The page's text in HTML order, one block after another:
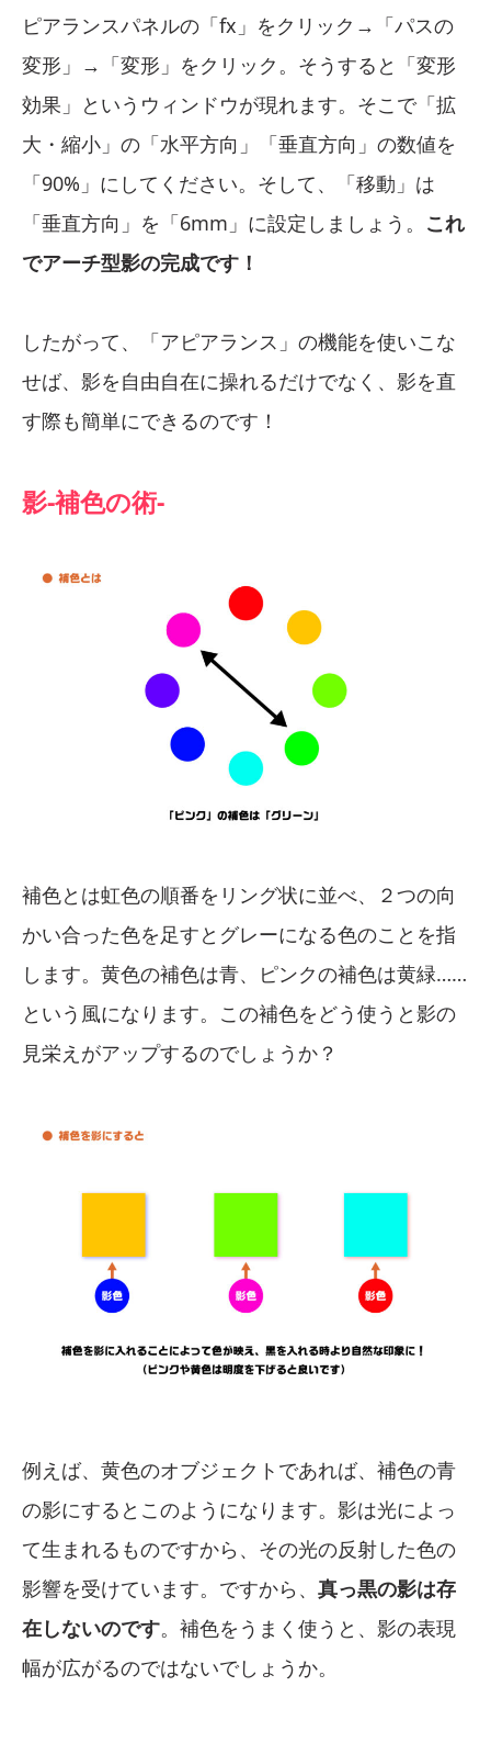
ピアランスパネルの「fx」をクリック→「パスの
変形」→「変形」をクリック。そうすると「変形
効果」というウィンドウが現れます。そこで「拡
大・縮小」の「水平方向」「垂直方向」の数値を
「90%」にしてください。そして、「移動」は
「垂直方向」を「6mm」に設定しましょう。 これ
でアーチ型影の完成です！
したがって、「アピアランス」の機能を使いこな
せば、影を自由自在に操れるだけでなく、影を直
す際も簡単にできるのです！
影-補色の術-
補色とは虹色の順番をリング状に並べ、２つの向
かい合った色を足すとグレーになる色のことを指
します。黄色の補色は青、ピンクの補色は黄緑……
という風になります。この補色をどう使うと影の
見栄えがアップするのでしょうか？
例えば、黄色のオブジェクトであれば、補色の青
の影にするとこのようになります。影は光によっ
て生まれるものですから、その光の反射した色の
影響を受けています。ですから、 真っ黒の影は存
在しないのです。補色をうまく使うと、影の表現
幅が広がるのではないでしょうか。